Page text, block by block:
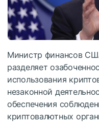
Министр финансов
разделяет
использования
незаконной
обеспечения
криптовалютных